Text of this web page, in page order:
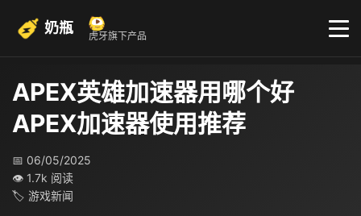
奶瓶 虎牙旗下产品
APEX英雄加速器用哪个好
APEX加速器使用推荐
📅 06/05/2025
👁 1.7k 阅读
🏷 游戏新闻